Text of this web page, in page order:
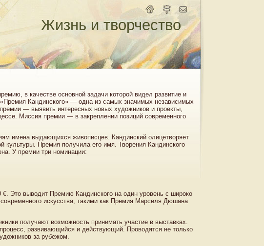
Жизнь и творчество
в качестве основной задачи которой видел развитие и
Кандинского» — одна из самых значимых независимых
— выявить интересных новых художников и проекты,
Миссия премии — в закреплении позиций современного
имена выдающихся живописцев. Кандинский олицетворяет
культуры. Премия получила его имя. Творения Кандинского
У премии три номинации:
Это выводит Премию Кандинского на один уровень с широко
искусства, такими как Премия Марселя Дюшана
получают возможность принимать участие в выставках.
развивающийся и действующий. Проводятся не только
за рубежом.